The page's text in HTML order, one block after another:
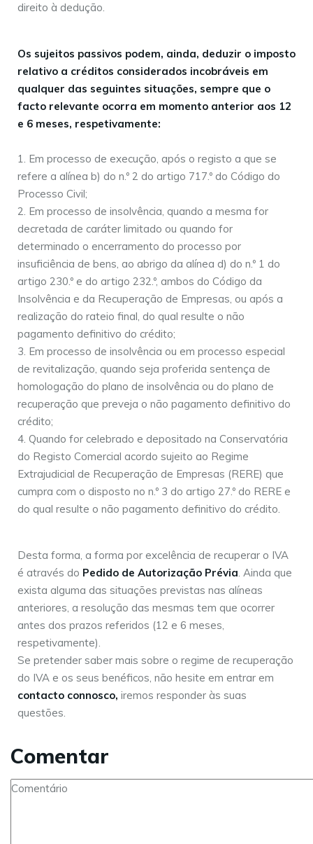
direito à dedução.
Os sujeitos passivos podem, ainda, deduzir o imposto
relativo a créditos considerados incobráveis em
qualquer das seguintes situações, sempre que o
facto relevante ocorra em momento anterior aos 12
e 6 meses, respetivamente:
Em processo de execução, após o registo a que se
refere a alínea b) do n.º 2 do artigo 717.º do Código do
Processo Civil;
Em processo de insolvência, quando a mesma for
decretada de caráter limitado ou quando for
determinado o encerramento do processo por
insuficiência de bens, ao abrigo da alínea d) do n.º 1 do
artigo 230.º e do artigo 232.º, ambos do Código da
Insolvência e da Recuperação de Empresas, ou após a
realização do rateio final, do qual resulte o não
pagamento definitivo do crédito;
Em processo de insolvência ou em processo especial
de revitalização, quando seja proferida sentença de
homologação do plano de insolvência ou do plano de
recuperação que preveja o não pagamento definitivo do
crédito;
Quando for celebrado e depositado na Conservatória
do Registo Comercial acordo sujeito ao Regime
Extrajudicial de Recuperação de Empresas (RERE) que
cumpra com o disposto no n.º 3 do artigo 27.º do RERE e
do qual resulte o não pagamento definitivo do crédito.
Desta forma, a forma por excelência de recuperar o IVA
é através do Pedido de Autorização Prévia. Ainda que
exista alguma das situações previstas nas alíneas
anteriores, a resolução das mesmas tem que ocorrer
antes dos prazos referidos (12 e 6 meses,
respetivamente).
Se pretender saber mais sobre o regime de recuperação
do IVA e os seus benéficos, não hesite em entrar em
contacto connosco, iremos responder às suas
questões.
Comentar